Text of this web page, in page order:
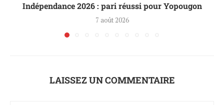
Indépendance 2026 : pari réussi pour Yopougon
7 août 2026
LAISSEZ UN COMMENTAIRE